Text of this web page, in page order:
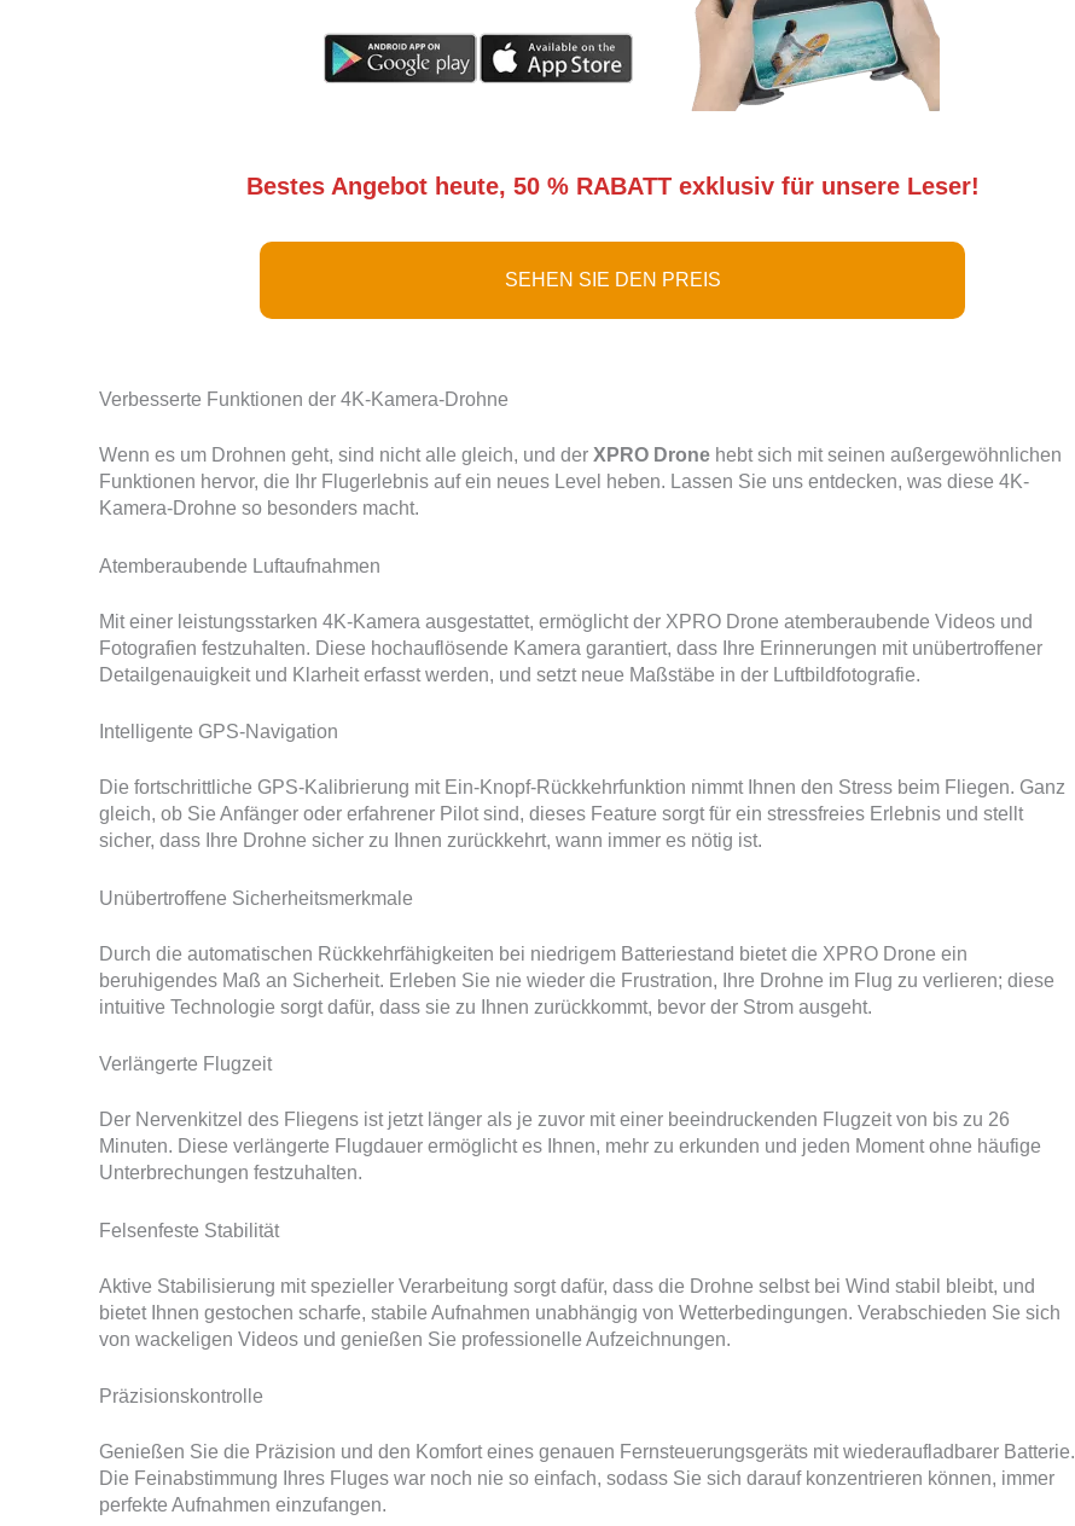
Bestes Angebot heute, 50 % RABATT exklusiv für unsere Leser!
SEHEN SIE DEN PREIS
Verbesserte Funktionen der 4K-Kamera-Drohne
Wenn es um Drohnen geht, sind nicht alle gleich, und der XPRO Drone hebt sich mit seinen außergewöhnlichen
Funktionen hervor, die Ihr Flugerlebnis auf ein neues Level heben. Lassen Sie uns entdecken, was diese 4K-
Kamera-Drohne so besonders macht.
Atemberaubende Luftaufnahmen
Mit einer leistungsstarken 4K-Kamera ausgestattet, ermöglicht der XPRO Drone atemberaubende Videos und
Fotografien festzuhalten. Diese hochauflösende Kamera garantiert, dass Ihre Erinnerungen mit unübertroffener
Detailgenauigkeit und Klarheit erfasst werden, und setzt neue Maßstäbe in der Luftbildfotografie.
Intelligente GPS-Navigation
Die fortschrittliche GPS-Kalibrierung mit Ein-Knopf-Rückkehrfunktion nimmt Ihnen den Stress beim Fliegen. Ganz
gleich, ob Sie Anfänger oder erfahrener Pilot sind, dieses Feature sorgt für ein stressfreies Erlebnis und stellt
sicher, dass Ihre Drohne sicher zu Ihnen zurückkehrt, wann immer es nötig ist.
Unübertroffene Sicherheitsmerkmale
Durch die automatischen Rückkehrfähigkeiten bei niedrigem Batteriestand bietet die XPRO Drone ein
beruhigendes Maß an Sicherheit. Erleben Sie nie wieder die Frustration, Ihre Drohne im Flug zu verlieren; diese
intuitive Technologie sorgt dafür, dass sie zu Ihnen zurückkommt, bevor der Strom ausgeht.
Verlängerte Flugzeit
Der Nervenkitzel des Fliegens ist jetzt länger als je zuvor mit einer beeindruckenden Flugzeit von bis zu 26
Minuten. Diese verlängerte Flugdauer ermöglicht es Ihnen, mehr zu erkunden und jeden Moment ohne häufige
Unterbrechungen festzuhalten.
Felsenfeste Stabilität
Aktive Stabilisierung mit spezieller Verarbeitung sorgt dafür, dass die Drohne selbst bei Wind stabil bleibt, und
bietet Ihnen gestochen scharfe, stabile Aufnahmen unabhängig von Wetterbedingungen. Verabschieden Sie sich
von wackeligen Videos und genießen Sie professionelle Aufzeichnungen.
Präzisionskontrolle
Genießen Sie die Präzision und den Komfort eines genauen Fernsteuerungsgeräts mit wiederaufladbarer Batterie.
Die Feinabstimmung Ihres Fluges war noch nie so einfach, sodass Sie sich darauf konzentrieren können, immer
perfekte Aufnahmen einzufangen.